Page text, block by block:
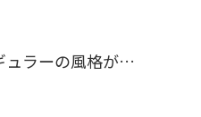
ュラーの風格が…